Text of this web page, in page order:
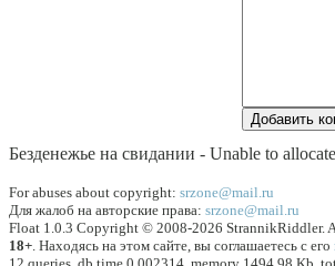
Безденежье на свидании - Unable to
For abuses about copyright: srzone@mail.ru
Для жалоб на авторские права: srzone@mail.ru
Float 1.0.3 Copyright © 2008-2026 StrannikRiddler.
18+. Находясь на этом сайте, вы соглашаетесь с его